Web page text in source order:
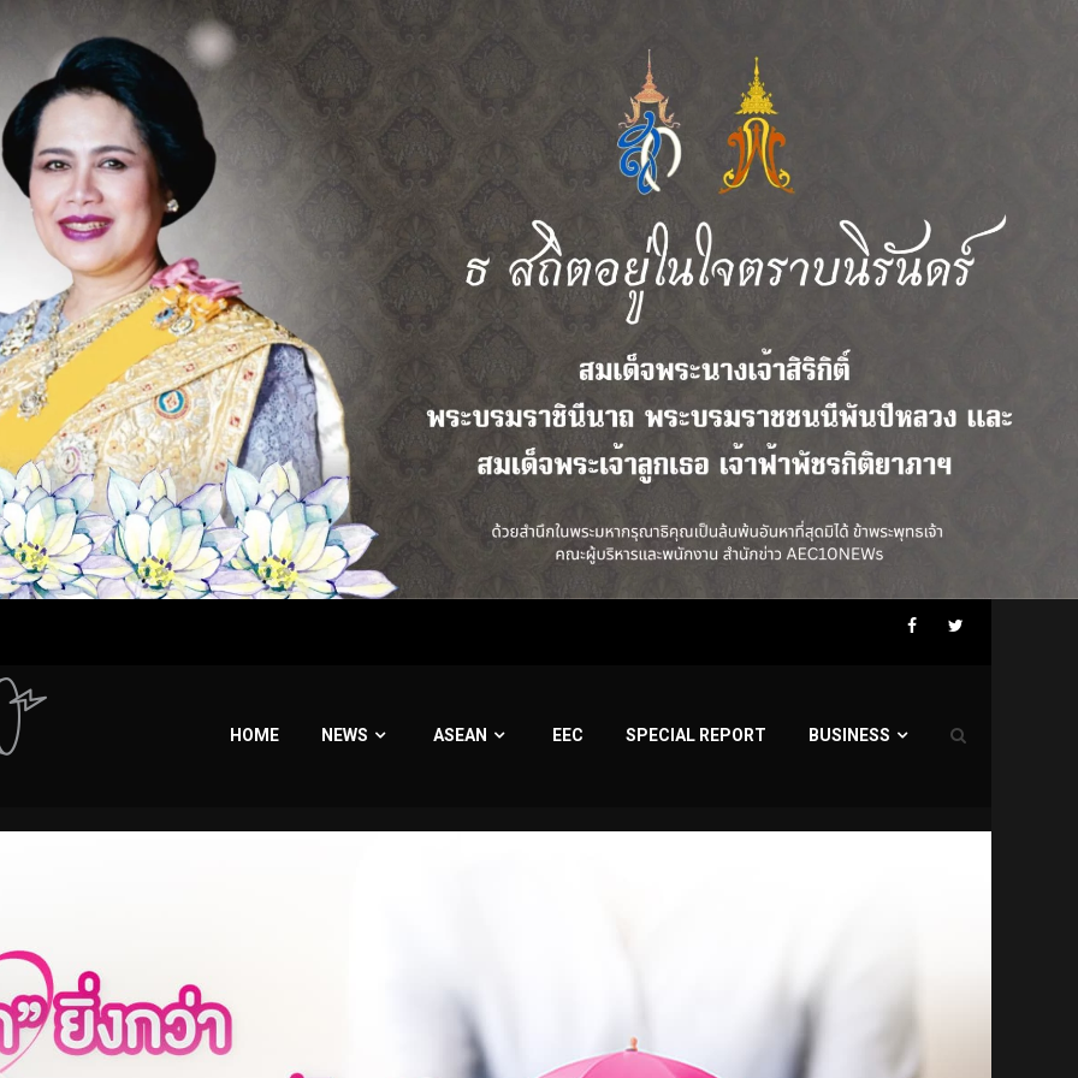
Facebook
Twitter
HOME NEWS ASEAN EEC SPECIAL REPORT BUSINESS